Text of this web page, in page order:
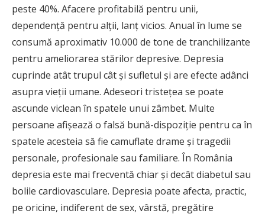
peste 40%. Afacere profitabilă pentru unii,
dependenţă pentru alţii, lanţ vicios. Anual în lume se
consumă aproximativ 10.000 de tone de tranchilizante
pentru ameliorarea stărilor depresive. Depresia
cuprinde atât trupul cât şi sufletul şi are efecte adânci
asupra vieţii umane. Adeseori tristeţea se poate
ascunde viclean în spatele unui zâmbet. Multe
persoane afişează o falsă bună-dispoziţie pentru ca în
spatele acesteia să fie camuflate drame şi tragedii
personale, profesionale sau familiare. În România
depresia este mai frecventă chiar şi decât diabetul sau
bolile cardiovasculare. Depresia poate afecta, practic,
pe oricine, indiferent de sex, vârstă, pregătire